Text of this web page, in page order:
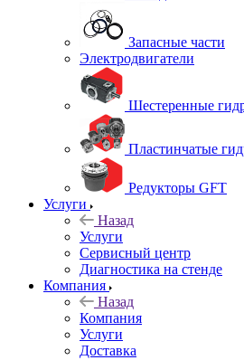
Запасные части
Электродвигатели
Шестеренные
Пластинчатые
Редукторы GFT
Услуги
Назад
Услуги
Сервисный центр
Диагностика на стенде
Компания
Назад
Компания
Услуги
Доставка